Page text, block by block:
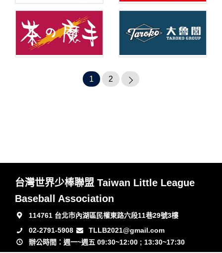
1 2
台灣世界少棒聯盟 Taiwan Little League
Baseball Association
114761 台北市內湖區民權東路六段11巷29號3樓
02-2791-5908
TLLB2021@gmail.com
辦公時間：週一~週五 09:30~12:00 ; 13:30~17:30